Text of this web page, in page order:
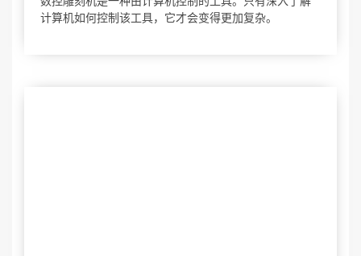
计算机如何控制该工具，它才会变得更加复杂。